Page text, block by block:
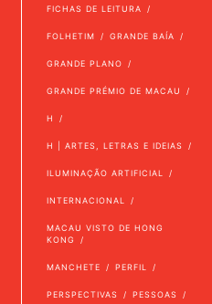
FICHAS DE LEITURA
FOLHETIM GRANDE BAÍA
GRANDE PLANO
GRANDE PRÉMIO DE MACAU
H
H | ARTES, LETRAS E IDEIAS
ILUMINAÇÃO ARTIFICIAL
INTERNACIONAL
MACAU VISTO DE HONG
KONG
MANCHETE PERFIL
PERSPECTIVAS PESSOAS